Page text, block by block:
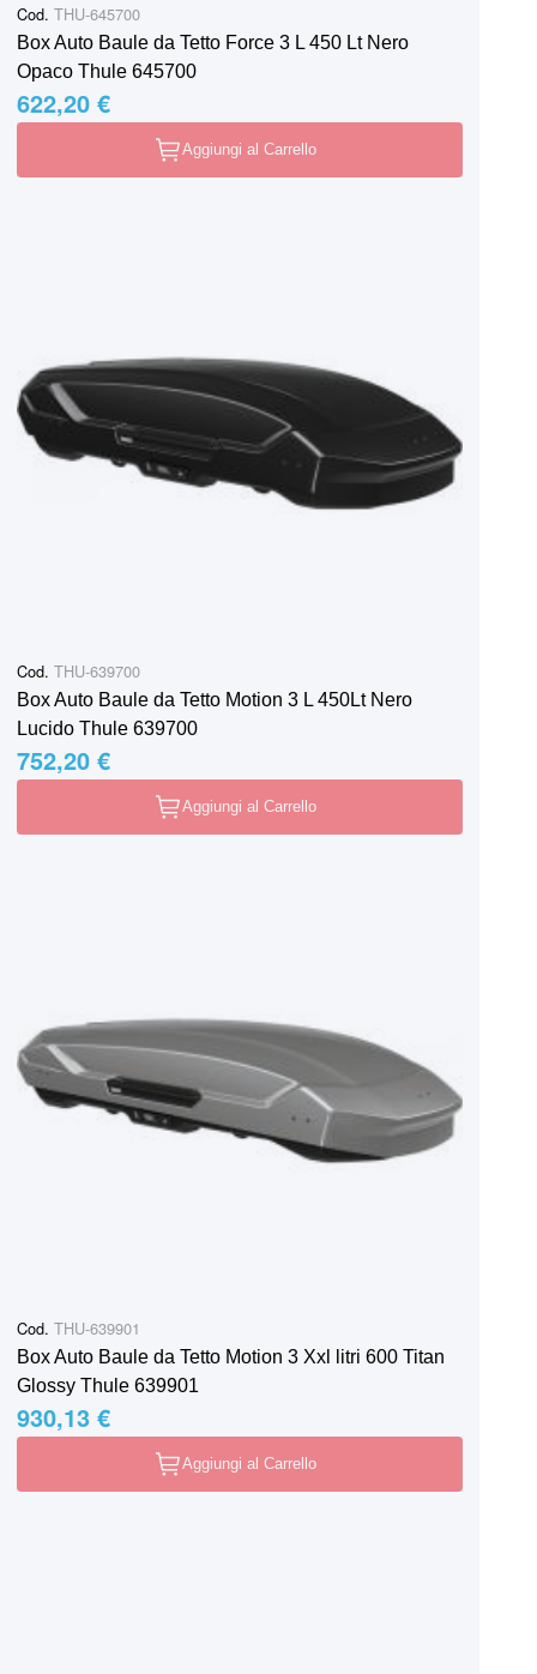
Cod. THU-645700
Box Auto Baule da Tetto Force 3 L 450 Lt Nero
Opaco Thule 645700
622,20 €
Aggiungi al Carrello
Cod. THU-639700
Box Auto Baule da Tetto Motion 3 L 450Lt Nero
Lucido Thule 639700
752,20 €
Aggiungi al Carrello
Cod. THU-639901
Box Auto Baule da Tetto Motion 3 Xxl litri 600 Titan
Glossy Thule 639901
930,13 €
Aggiungi al Carrello